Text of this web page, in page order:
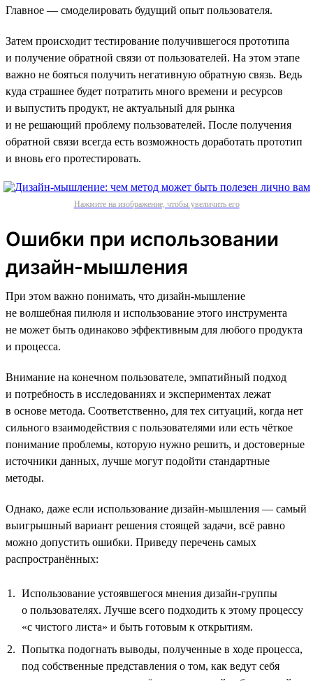
Главное — смоделировать будущий опыт пользователя.
Затем происходит тестирование получившегося прототипа
и получение обратной связи от пользователей. На этом этапе
важно не бояться получить негативную обратную связь. Ведь
куда страшнее будет потратить много времени и ресурсов
и выпустить продукт, не актуальный для рынка
и не решающий проблему пользователей. После получения
обратной связи всегда есть возможность доработать прототип
и вновь его протестировать.
Нажмите на изображение, чтобы увеличить его
Ошибки при использовании
дизайн-мышления
При этом важно понимать, что дизайн-мышление
не волшебная пилюля и использование этого инструмента
не может быть одинаково эффективным для любого продукта
и процесса.
Внимание на конечном пользователе, эмпатийный подход
и потребность в исследованиях и экспериментах лежат
в основе метода. Соответственно, для тех ситуаций, когда нет
сильного взаимодействия с пользователями или есть чёткое
понимание проблемы, которую нужно решить, и достоверные
источники данных, лучше могут подойти стандартные
методы.
Однако, даже если использование дизайн-мышления — самый
выигрышный вариант решения стоящей задачи, всё равно
можно допустить ошибки. Приведу перечень самых
распространённых:
Использование устоявшегося мнения дизайн-группы
о пользователях. Лучше всего подходить к этому процессу
«с чистого листа» и быть готовым к открытиям.
Попытка подогнать выводы, полученные в ходе процесса,
под собственные представления о том, как ведут себя